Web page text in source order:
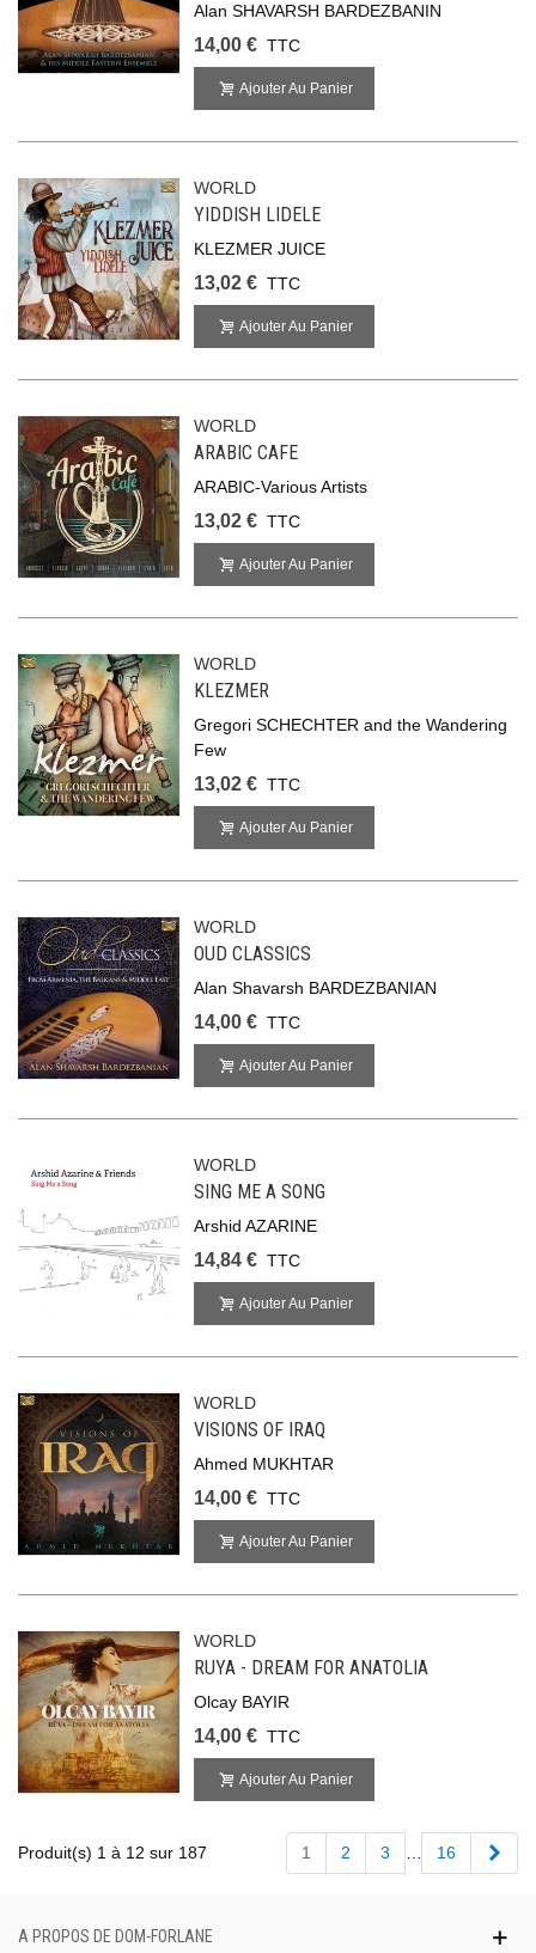
Alan SHAVARSH BARDEZBANIN
14,00 € TTC
Ajouter Au Panier
WORLD
YIDDISH LIDELE
KLEZMER JUICE
13,02 € TTC
Ajouter Au Panier
WORLD
ARABIC CAFE
ARABIC-Various Artists
13,02 € TTC
Ajouter Au Panier
WORLD
KLEZMER
Gregori SCHECHTER and the Wandering
Few
13,02 € TTC
Ajouter Au Panier
WORLD
OUD CLASSICS
Alan Shavarsh BARDEZBANIAN
14,00 € TTC
Ajouter Au Panier
WORLD
SING ME A SONG
Arshid AZARINE
14,84 € TTC
Ajouter Au Panier
WORLD
VISIONS OF IRAQ
Ahmed MUKHTAR
14,00 € TTC
Ajouter Au Panier
WORLD
RUYA - DREAM FOR ANATOLIA
Olcay BAYIR
14,00 € TTC
Ajouter Au Panier
Produit(s) 1 à 12 sur 187 1 2 3 16
A PROPOS DE DOM-FORLANE